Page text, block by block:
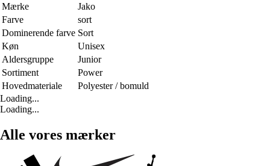
Mærke
Jako
Farve
sort
Dominerende farve Sort
Køn
Unisex
Aldersgruppe
Junior
Sortiment
Power
Hovedmateriale
Polyester / bomuld
Loading...
Loading...
Alle vores mærker